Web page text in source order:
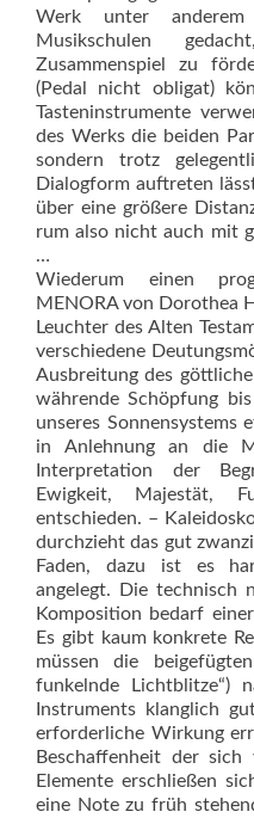
Werk unter
Musikschulen
Zusammenspiel zu
(Pedal nicht obligat)
Tasteninstrumente
des Werks die beiden
sondern trotz
Dialogform auftreten
über eine größere
rum also nicht auch mit
…
Wiederum einen
MENORA von Dorothea
Leuchter des Alten
verschiedene
Ausbreitung des
währende Schöpfung
unseres Sonnensystems
in Anlehnung an die
Interpretation der
Ewigkeit, Majestät,
entschieden. –
durchzieht das gut
Faden, dazu ist es
angelegt. Die technisch
Komposition bedarf
Es gibt kaum konkrete
müssen die
funkelnde Lichtblitze“)
Instruments klanglich
erforderliche Wirkung
Beschaffenheit der sich
Elemente erschließen
eine Note zu früh